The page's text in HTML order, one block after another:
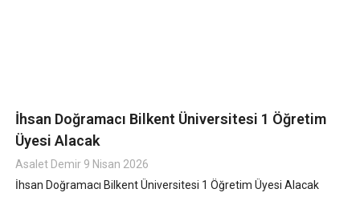
İhsan Doğramacı Bilkent Üniversitesi 1 Öğretim
Üyesi Alacak
Asalet Demir 9 Nisan 2026
İhsan Doğramacı Bilkent Üniversitesi 1 Öğretim Üyesi Alacak